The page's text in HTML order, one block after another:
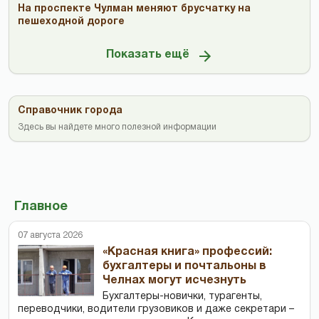
На проспекте Чулман меняют брусчатку на
пешеходной дороге
Показать ещё
Справочник города
Здесь вы найдете много полезной информации
Главное
07 августа 2026
«Красная книга» профессий:
бухгалтеры и почтальоны в
Челнах могут исчезнуть
Бухгалтеры-новички, тур­агенты,
переводчики, водители грузовиков и даже секретари –